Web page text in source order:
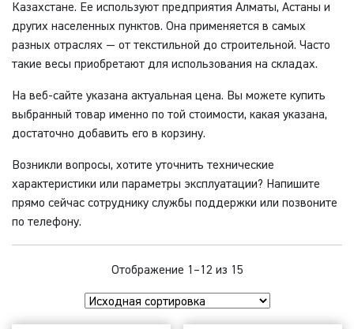
Казахстане. Ее используют предприятия Алматы, Астаны и
других населенных пунктов. Она применяется в самых
разных отраслях — от текстильной до строительной. Часто
такие весы приобретают для использования на складах.
На веб-сайте указана актуальная цена. Вы можете купить
выбранный товар именно по той стоимости, какая указана,
достаточно добавить его в корзину.
Возникли вопросы, хотите уточнить технические
характеристики или параметры эксплуатации? Напишите
прямо сейчас сотруднику службы поддержки или позвоните
по телефону.
Отображение 1–12 из 15